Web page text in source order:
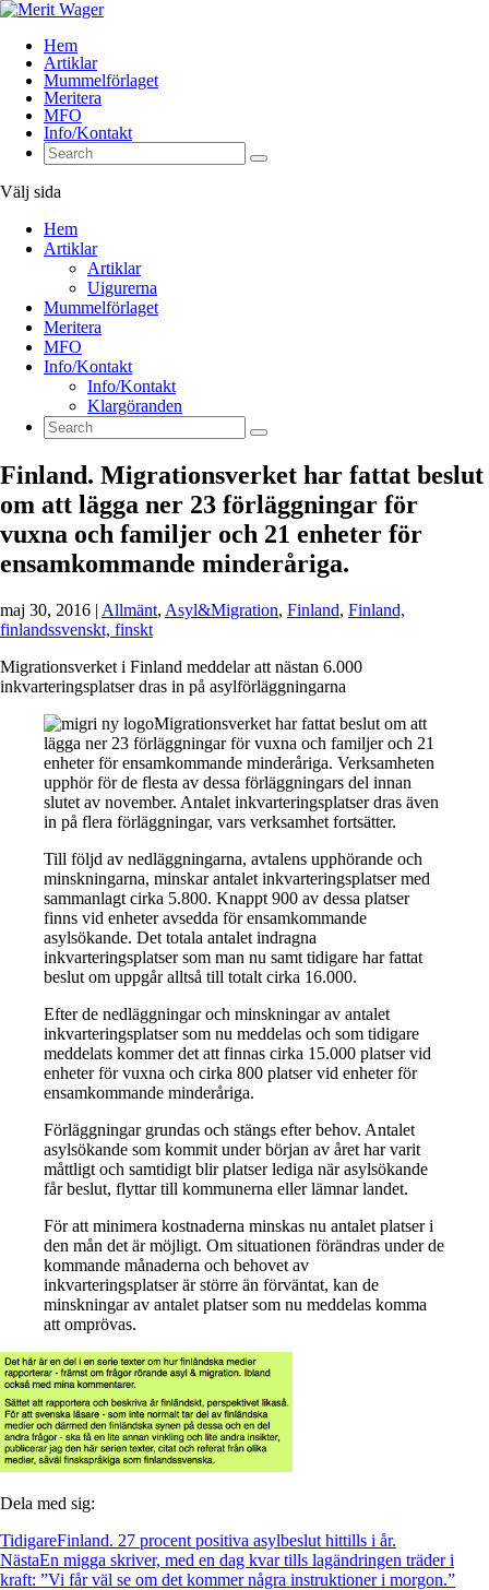
Hem
Artiklar
Mummelförlaget
Meritera
MFO
Info/Kontakt
Välj sida
Hem
Artiklar
Artiklar
Uigurerna
Mummelförlaget
Meritera
MFO
Info/Kontakt
Info/Kontakt
Klargöranden
Finland. Migrationsverket har fattat beslut
om att lägga ner 23 förläggningar för
vuxna och familjer och 21 enheter för
ensamkommande minderåriga.
maj 30, 2016 | Allmänt, Asyl&Migration, Finland, Finland,
finlandssvenskt, finskt
Migrationsverket i Finland meddelar att nästan 6.000
inkvarteringsplatser dras in på asylförläggningarna
Migrationsverket har fattat beslut om att
lägga ner 23 förläggningar för vuxna och familjer och 21
enheter för ensamkommande minderåriga. Verksamheten
upphör för de flesta av dessa förläggningars del innan
slutet av november. Antalet inkvarteringsplatser dras även
in på flera förläggningar, vars verksamhet fortsätter.
Till följd av nedläggningarna, avtalens upphörande och
minskningarna, minskar antalet inkvarteringsplatser med
sammanlagt cirka 5.800. Knappt 900 av dessa platser
finns vid enheter avsedda för ensamkommande
asylsökande. Det totala antalet indragna
inkvarteringsplatser som man nu samt tidigare har fattat
beslut om uppgår alltså till totalt cirka 16.000.
Efter de nedläggningar och minskningar av antalet
inkvarteringsplatser som nu meddelas och som tidigare
meddelats kommer det att finnas cirka 15.000 platser vid
enheter för vuxna och cirka 800 platser vid enheter för
ensamkommande minderåriga.
Förläggningar grundas och stängs efter behov. Antalet
asylsökande som kommit under början av året har varit
måttligt och samtidigt blir platser lediga när asylsökande
får beslut, flyttar till kommunerna eller lämnar landet.
För att minimera kostnaderna minskas nu antalet platser i
den mån det är möjligt. Om situationen förändras under de
kommande månaderna och behovet av
inkvarteringsplatser är större än förväntat, kan de
minskningar av antalet platser som nu meddelas komma
att omprövas.
Dela med sig:
TidigareFinland. 27 procent positiva asylbeslut hittills i år.
NästaEn migga skriver, med en dag kvar tills lagändringen träder i
kraft: ”Vi får väl se om det kommer några instruktioner i morgon.”